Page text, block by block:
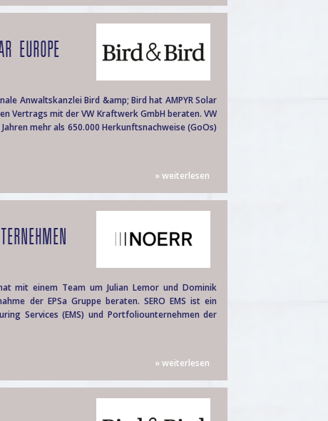
EUROPE
Anwaltskanzlei Bird &amp; Bird hat AMPYR Solar
Vertrags mit der VW Kraftwerk GmbH beraten. VW
mehr als 650.000 Herkunftsnachweise (GoOs)
» weiterlesen
mit einem Team um Julian Lemor und Dominik
der EPSa Gruppe beraten. SERO EMS ist ein
Services (EMS) und Portfoliounternehmen der
» weiterlesen